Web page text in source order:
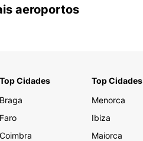
aeroportos
Top Cidades
Braga
Faro
Coimbra
Top Cidades
Menorca
Ibiza
Maiorca